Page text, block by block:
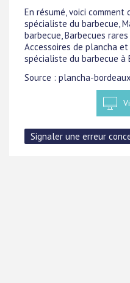
En résumé, voici
spécialiste du barbecue,
barbecue, Barbecues
Accessoires de plancha
spécialiste du barbecue à
Source : plancha-